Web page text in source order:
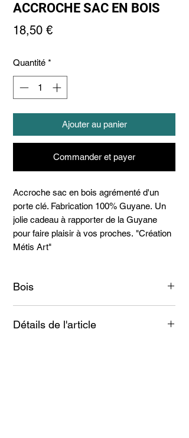
ACCROCHE SAC EN BOIS
18,50 €Prix
Quantité *
Ajouter au panier
Commander et payer
Accroche sac en bois agrémenté d'un
porte clé. Fabrication 100% Guyane. Un
jolie cadeau à rapporter de la Guyane
pour faire plaisir à vos proches. "Création
Métis Art"
Bois
Détails de l'article